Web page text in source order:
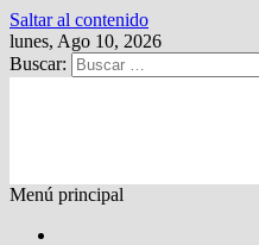
Saltar al contenido
lunes, Ago 10, 2026
Buscar:
Menú principal